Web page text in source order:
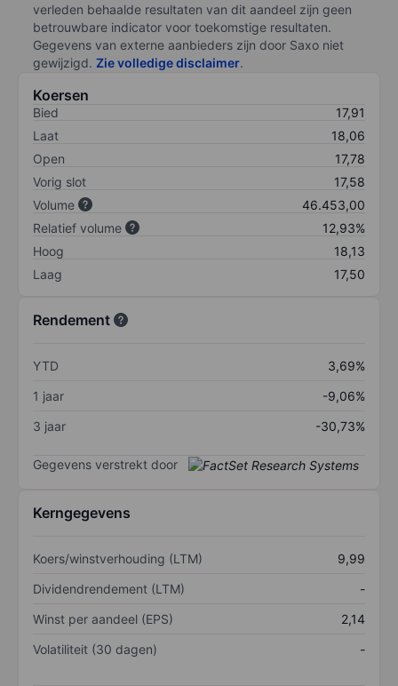
verleden behaalde resultaten van dit aandeel zijn geen
betrouwbare indicator voor toekomstige resultaten.
Gegevens van externe aanbieders zijn door Saxo niet
gewijzigd. Zie volledige disclaimer.
Koersen
Bied
17,91
Laat
18,06
Open
17,78
Vorig slot
17,58
Volume
46.453,00
Relatief volume
12,93%
Hoog
18,13
Laag
17,50
Rendement
YTD
3,69%
1 jaar
-9,06%
3 jaar
-30,73%
Gegevens verstrekt door
Kerngegevens
Koers/winstverhouding (LTM)
9,99
Dividendrendement (LTM)
-
Winst per aandeel (EPS)
2,14
Volatiliteit (30 dagen)
-